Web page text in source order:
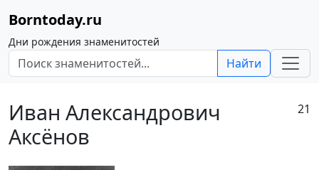
Borntoday.ru
Дни рождения знаменитостей
Найти
Иван Александрович
Аксёнов
21